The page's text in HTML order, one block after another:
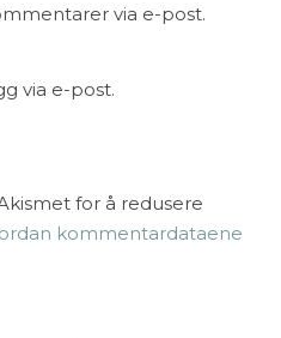
via e-post.
via e-post.
for å redusere
kommentardataene